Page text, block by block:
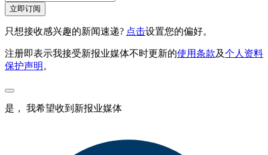
立即订阅
只想接收感兴趣的新闻速递? 点击设置您的偏好。
注册即表示我接受新报业媒体不时更新的使用条款及个人资料
保护声明 。
是， 我希望收到新报业媒体